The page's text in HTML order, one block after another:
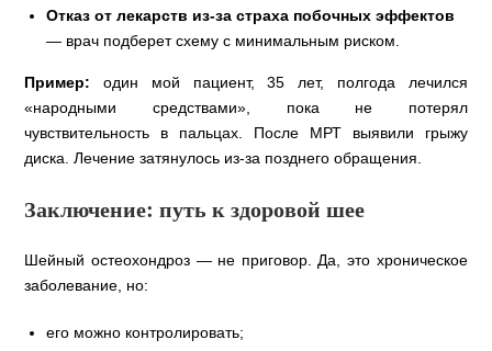
Отказ от лекарств из‑за страха побочных эффектов
— врач подберет схему с минимальным риском.
Пример: один мой пациент, 35 лет, полгода лечился
«народными средствами», пока не потерял
чувствительность в пальцах. После МРТ выявили грыжу
диска. Лечение затянулось из‑за позднего обращения.
Заключение: путь к здоровой шее
Шейный остеохондроз — не приговор. Да, это хроническое
заболевание, но:
его можно контролировать;